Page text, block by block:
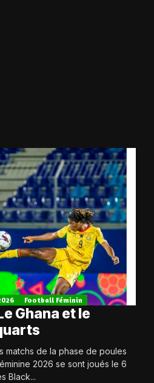
Football Féminin
Ghana et le
matchs de la phase de poules
2026 se sont joués le 6
Black...